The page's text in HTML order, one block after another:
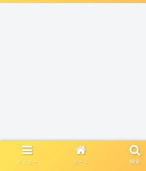
メニュー ホーム 検索